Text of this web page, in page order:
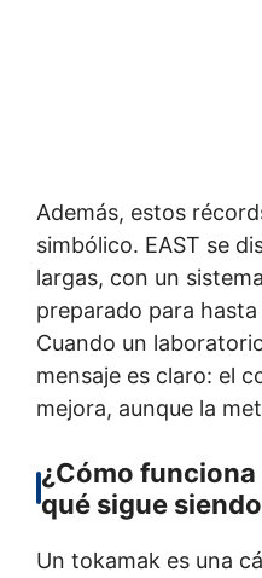
Además, estos
simbólico. EAST se
largas, con un
preparado para hasta
Cuando un
mensaje es claro: el
mejora, aunque la
¿Cómo
qué sigue
Un tokamak es una